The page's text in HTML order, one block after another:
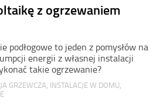
z ogrzewaniem
podłogowe to jeden z pomysłów na
energii z własnej instalacji
takie ogrzewanie?
GRZEWCZA, INSTALACJE W DOMU,